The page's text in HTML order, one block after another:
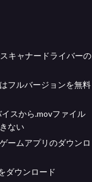
キャナードライバーの
フルバージョンを無料
スから.movファイル
ない
ームアプリのダウンロ
ダウンロード